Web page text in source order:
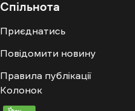
Спільнота
Приєднатись
Повідомити новину
Правила публікації
Колонок